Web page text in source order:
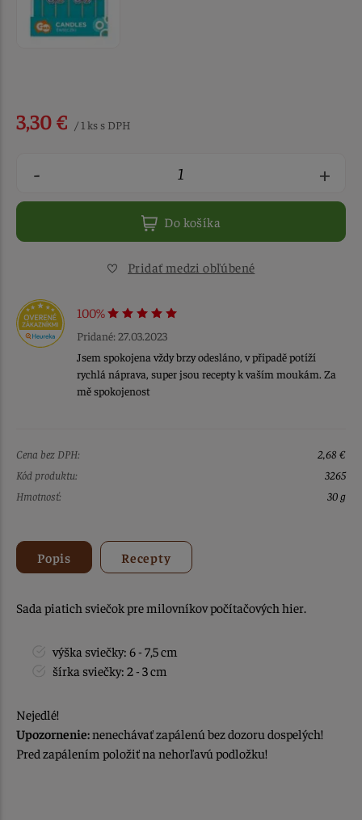
3,30 € / 1 ks s DPH
- +
Do košíka
Pridať medzi obľúbené
100%
Pridané: 27.03.2023
Jsem spokojena vždy brzy odesláno, v připadě potíží
rychlá náprava, super jsou recepty k vaším moukám. Za
mě spokojenost
Cena bez DPH:
2,68 €
Kód produktu:
3265
Hmotnosť:
30 g
Popis Recepty
Sada piatich sviečok pre milovníkov počítačových hier.
výška sviečky: 6 - 7,5 cm
šírka sviečky: 2 - 3 cm
Nejedlé!
Upozornenie:nenechávať zapálenú bez dozoru dospelých!
Pred zapálením položiť na nehorľavú podložku!